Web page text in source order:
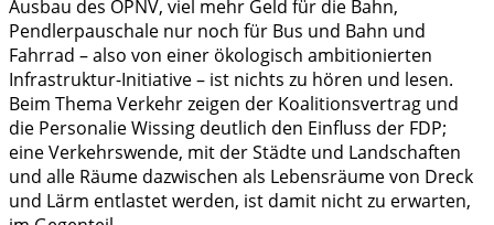
Ausbau des ÖPNV, viel mehr Geld für die Bahn,
Pendlerpauschale nur noch für Bus und Bahn und
Fahrrad – also von einer ökologisch ambitionierten
Infrastruktur-Initiative – ist nichts zu hören und lesen.
Beim Thema Verkehr zeigen der Koalitionsvertrag und
die Personalie Wissing deutlich den Einfluss der FDP;
eine Verkehrswende, mit der Städte und Landschaften
und alle Räume dazwischen als Lebensräume von Dreck
und Lärm entlastet werden, ist damit nicht zu erwarten,